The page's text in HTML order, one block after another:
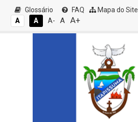
Glossário FAQ Mapa do Site
A
A A- A A+